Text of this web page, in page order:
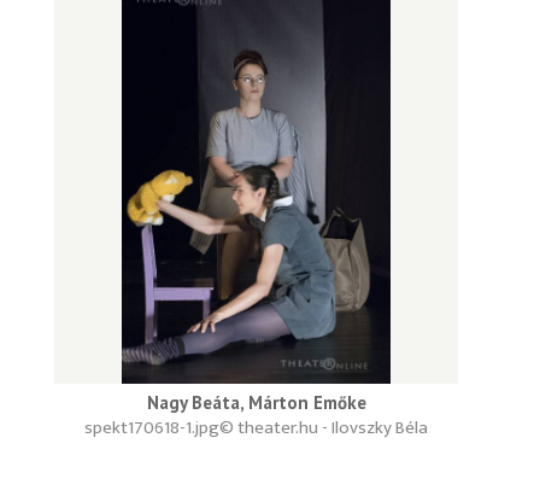
Nagy Beáta, Márton Emőke
© theater.hu - Ilovszky Béla
spekt170618-1.jpg